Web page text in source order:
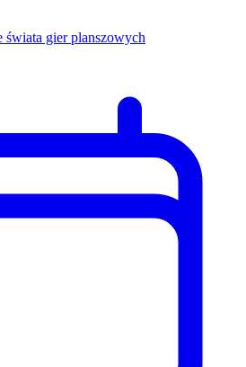
świata gier planszowych